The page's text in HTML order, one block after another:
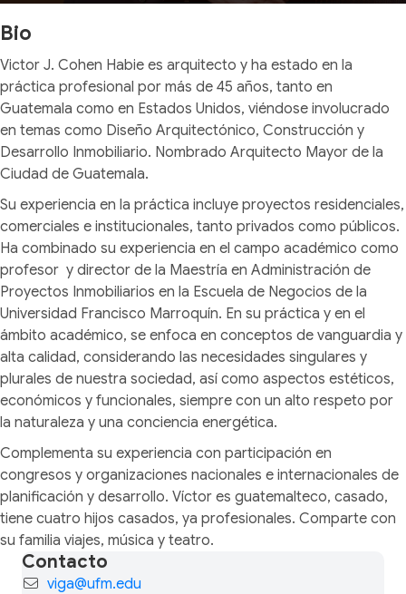
Bio
Victor J. Cohen Habie es arquitecto y ha estado en la
práctica profesional por más de 45 años, tanto en
Guatemala como en Estados Unidos, viéndose involucrado
en temas como Diseño Arquitectónico, Construcción y
Desarrollo Inmobiliario. Nombrado Arquitecto Mayor de la
Ciudad de Guatemala.
Su experiencia en la práctica incluye proyectos residenciales,
comerciales e institucionales, tanto privados como públicos.
Ha combinado su experiencia en el campo académico como
profesor y director de la Maestría en Administración de
Proyectos Inmobiliarios en la Escuela de Negocios de la
Universidad Francisco Marroquín. En su práctica y en el
ámbito académico, se enfoca en conceptos de vanguardia y
alta calidad, considerando las necesidades singulares y
plurales de nuestra sociedad, así como aspectos estéticos,
económicos y funcionales, siempre con un alto respeto por
la naturaleza y una conciencia energética.
Complementa su experiencia con participación en
congresos y organizaciones nacionales e internacionales de
planificación y desarrollo. Víctor es guatemalteco, casado,
tiene cuatro hijos casados, ya profesionales. Comparte con
su familia viajes, música y teatro.
Contacto
viga@ufm.edu